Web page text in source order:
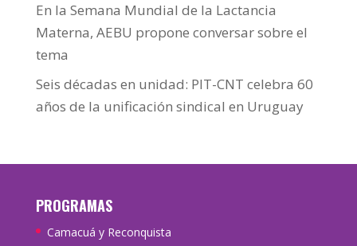
En la Semana Mundial de la Lactancia
Materna, AEBU propone conversar sobre el
tema
Seis décadas en unidad: PIT-CNT celebra 60
años de la unificación sindical en Uruguay
PROGRAMAS
Camacuá y Reconquista